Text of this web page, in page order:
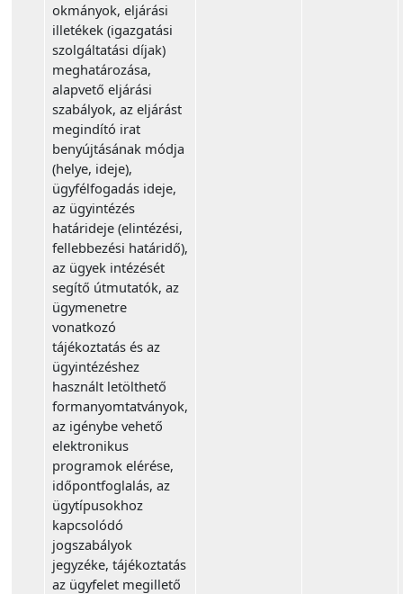
okmányok, eljárási
illetékek (igazgatási
szolgáltatási díjak)
meghatározása,
alapvető eljárási
szabályok, az eljárást
megindító irat
benyújtásának módja
(helye, ideje),
ügyfélfogadás ideje,
az ügyintézés
határideje (elintézési,
fellebbezési határidő),
az ügyek intézését
segítő útmutatók, az
ügymenetre
vonatkozó
tájékoztatás és az
ügyintézéshez
használt letölthető
formanyomtatványok,
az igénybe vehető
elektronikus
programok elérése,
időpontfoglalás, az
ügytípusokhoz
kapcsolódó
jogszabályok
jegyzéke, tájékoztatás
az ügyfelet megillető